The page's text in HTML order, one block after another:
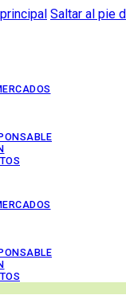
Saltar al pie